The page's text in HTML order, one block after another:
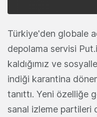
Türkiye'den globale
depolama servisi
kaldığımız ve
indiği karantina
tanıttı. Yeni özelliğe
sanal izleme partileri